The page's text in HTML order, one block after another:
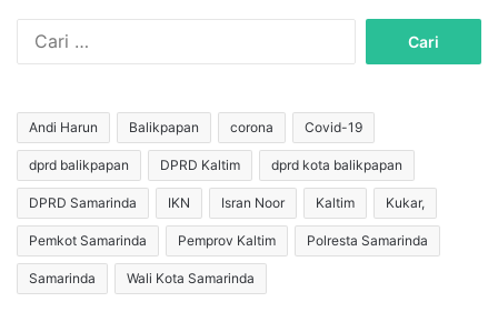
u
n
t
u
k
:
Andi Harun Balikpapan corona Covid-19
dprd balikpapan DPRD Kaltim dprd kota balikpapan
DPRD Samarinda IKN Isran Noor Kaltim Kukar,
Pemkot Samarinda Pemprov Kaltim Polresta Samarinda
Samarinda Wali Kota Samarinda